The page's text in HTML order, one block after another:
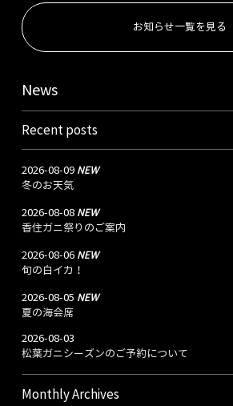
News
Recent posts
2026-08-09 NEW
冬のお天気
2026-08-08 NEW
香住ガニ祭りのご案内
2026-08-06 NEW
旬の白イカ！
2026-08-05 NEW
夏の海会席
2026-08-03
松葉ガニシーズンのご予約について
Monthly Archives
お知らせ一覧を見る